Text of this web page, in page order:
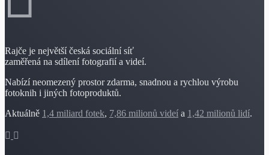
Rajče je největší česká sociální síť
zaměřená na sdílení fotografií a videí.
Nabízí neomezený prostor zdarma, snadnou a rychlou výrobu
fotoknih i jiných fotoproduktů.
Aktuálně 1,4 miliard fotek, 7,86 milionů videí a 1,42 milionů lidí.